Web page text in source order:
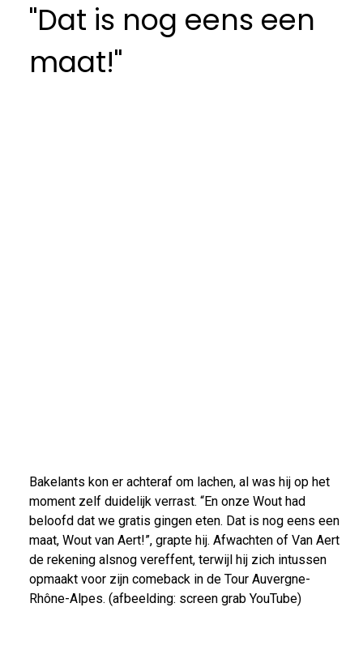
"Dat is nog eens een
maat!"
Bakelants kon er achteraf om lachen, al was hij op het
moment zelf duidelijk verrast. “En onze Wout had
beloofd dat we gratis gingen eten. Dat is nog eens een
maat, Wout van Aert!”, grapte hij. Afwachten of Van Aert
de rekening alsnog vereffent, terwijl hij zich intussen
opmaakt voor zijn comeback in de Tour Auvergne-
Rhône-Alpes. (afbeelding: screen grab YouTube)